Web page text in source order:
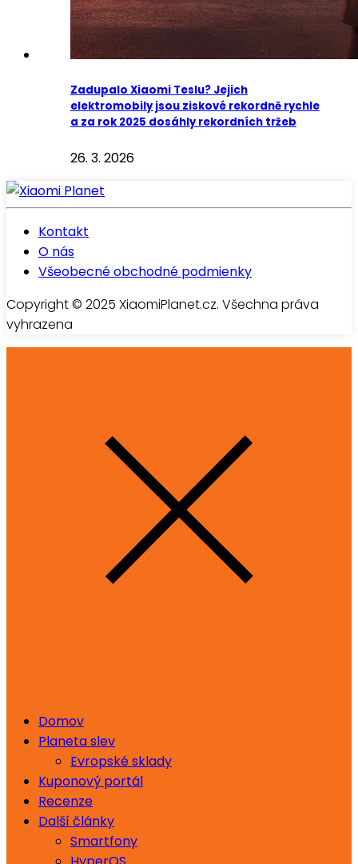
Zadupalo Xiaomi Teslu? Jejich
elektromobily jsou ziskové rekordně rychle
a za rok 2025 dosáhly rekordních tržeb
26. 3. 2026
Kontakt
O nás
Všeobecné obchodné podmienky
Copyright © 2025 XiaomiPlanet.cz. Všechna práva
vyhrazena
Domov
Planeta slev
Evropské sklady
Kuponový portál
Recenze
Další články
Smartfony